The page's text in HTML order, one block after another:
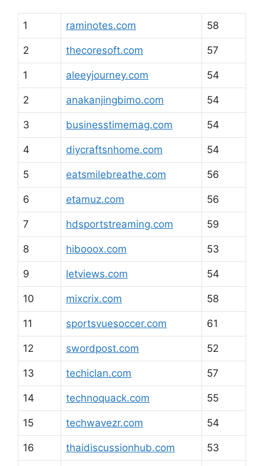
1 raminotes.com 58
2 thecoresoft.com 57
1 aleeyjourney.com 54
2 anakanjingbimo.com 54
3 businesstimemag.com 54
4 diycraftsnhome.com 54
5 eatsmilebreathe.com 56
6 etamuz.com 56
7 hdsportstreaming.com 59
8 hibooox.com 53
9 letviews.com 54
10 mixcrix.com 58
11 sportsvuesoccer.com 61
12 swordpost.com 52
13 techiclan.com 57
14 technoquack.com 55
15 techwavezr.com 54
16 thaidiscussionhub.com 53